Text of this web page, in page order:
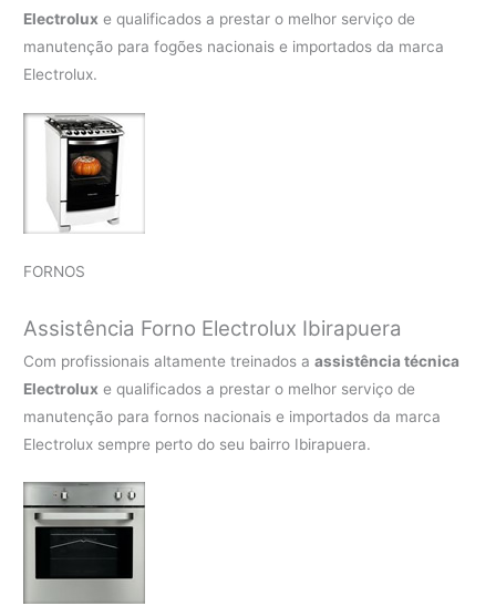
Electrolux e qualificados a prestar o melhor serviço de
manutenção para fogões nacionais e importados da marca
Electrolux.
FORNOS
Assistência Forno Electrolux Ibirapuera
Com profissionais altamente treinados aassistência técnica
Electrolux e qualificados a prestar o melhor serviço de
manutenção para fornos nacionais e importados da marca
Electrolux sempre perto do seu bairro Ibirapuera.